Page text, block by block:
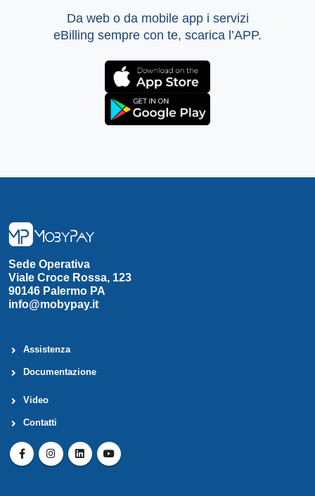
Da web o da mobile app i servizi
eBilling sempre con te, scarica l’APP.
Sede Operativa
Viale Croce Rossa, 123
90146 Palermo PA
info@mobypay.it
Assistenza
Documentazione
Video
Contatti